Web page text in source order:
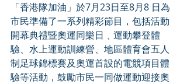
「香港隊加油」於7月23日至8月8 日為
市民準備了一系列精彩節目，包括活動
開幕典禮暨奧運同樂日﹑運動攀登體
驗、水上運動訓練營、地區體育會五人
制足球錦標賽及奧運首設的電競項目體
驗等活動，鼓勵市民一同做運動迎接奧